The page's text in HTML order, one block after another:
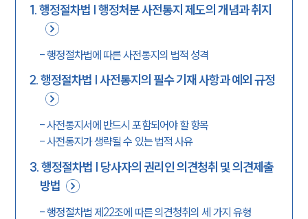
1.행정절차법 | 행정처분 사전통지 제도의 개념과 취지
-행정절차법에 따른 사전통지의 법적 성격
2.행정절차법 | 사전통지의 필수 기재 사항과 예외 규정
-사전통지서에 반드시 포함되어야 할 항목
-사전통지가 생략될 수 있는 법적 사유
3.행정절차법 | 당사자의 권리인 의견청취 및 의견제출
방법
-행정절차법 제22조에 따른 의견청취의 세 가지 유형